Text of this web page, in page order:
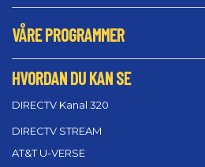
VÅRE PROGRAMMER
HVORDAN DU KAN SE
DIRECTV Kanal 320
DIRECTV STREAM
AT&T U-VERSE